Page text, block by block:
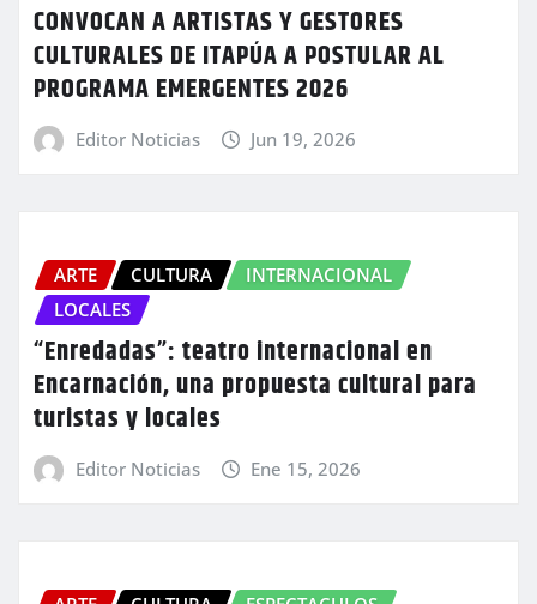
CONVOCAN A ARTISTAS Y GESTORES
CULTURALES DE ITAPÚA A POSTULAR AL
PROGRAMA EMERGENTES 2026
Editor Noticias Jun 19, 2026
ARTE CULTURA
INTERNACIONAL
LOCALES
“Enredadas”: teatro internacional en
Encarnación, una propuesta cultural para
turistas y locales
Editor Noticias Ene 15, 2026